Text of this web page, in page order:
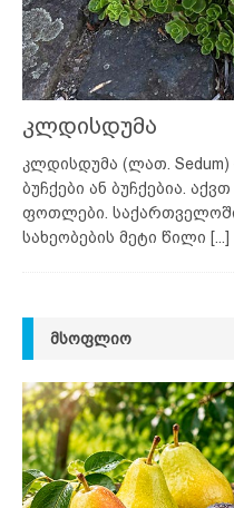
კლდისდუმა
კლდისდუმა (ლათ.
ბუჩქები ან ბუჩქებია.
ფოთლები. საქართველოში
სახეობების მეტი წილი [...]
ᲛᲡᲝᲤᲚᲘᲝ